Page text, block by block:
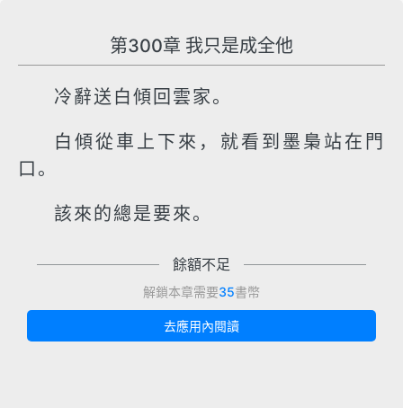
第300章 我只是成全他
冷辭送白傾回雲家。
白傾從車上下來，就看到墨梟站在門
口。
該來的總是要來。
餘額不足
解鎖本章需要35書幣
去應用內閱讀